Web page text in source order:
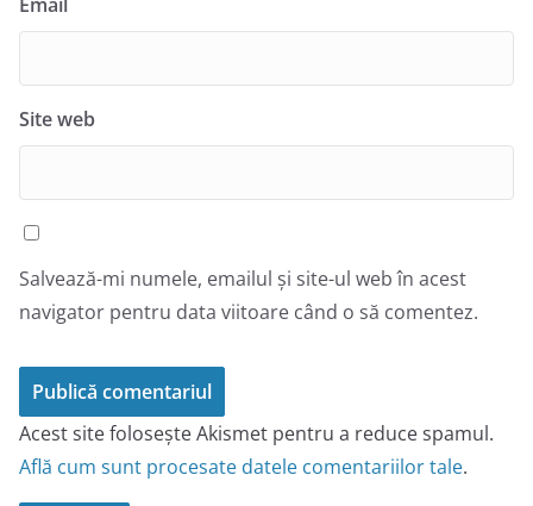
Email
Site web
Salvează-mi numele, emailul și site-ul web în acest
navigator pentru data viitoare când o să comentez.
Acest site folosește Akismet pentru a reduce spamul.
Află cum sunt procesate datele comentariilor tale.